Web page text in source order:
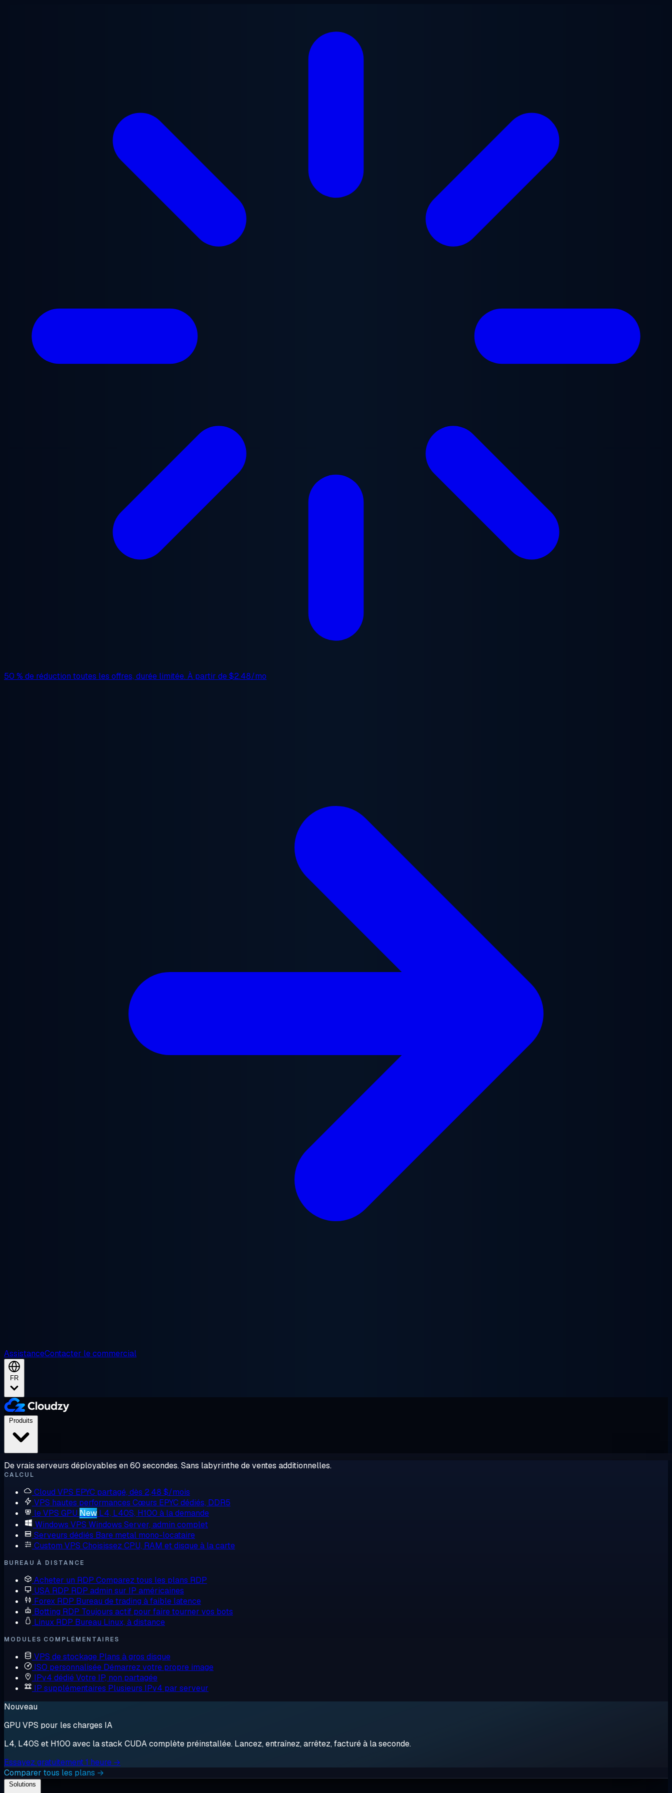
50 % de réduction toutes les offres, durée limitée. À partir de$2.48/mo
AssistanceContacter le commercial
FR
De vrais serveurs déployables en 60 secondes. Sans labyrinthe de ventes additionnelles.
CALCUL
Cloud VPS EPYC partagé, dès 2,48 $/mois
VPS hautes performances Cœurs EPYC dédiés, DDR5
le VPS GPU New L4, L40S, H100 à la demande
Windows VPS Windows Server, admin complet
Serveurs dédiés Bare metal mono-locataire
Custom VPS Choisissez CPU, RAM et disque à la carte
BUREAU À DISTANCE
Acheter un RDP Comparez tous les plans RDP
USA RDP RDP admin sur IP américaines
Forex RDP Bureau de trading à faible latence
Botting RDP Toujours actif pour faire tourner vos bots
Linux RDP Bureau Linux, à distance
MODULES COMPLÉMENTAIRES
VPS de stockage Plans à gros disque
ISO personnalisée Démarrez votre propre image
IPv4 dédiéVotre IP, non partagée
IP supplémentaires Plusieurs IPv4 par serveur
Nouveau
GPU VPS pour les charges IA
L4, L40S et H100 avec la stack CUDA complète préinstallée. Lancez, entraînez, arrêtez, facturé à la seconde.
Essayez gratuitement 1 heure →
Comparer tous les plans →